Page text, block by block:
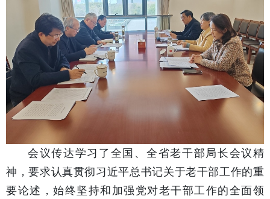
会议传达学习了全国、全省老干部局长会议精
神，要求认真贯彻习近平总书记关于老干部工作的重
要论述，始终坚持和加强党对老干部工作的全面领